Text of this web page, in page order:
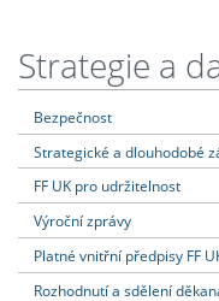
Strategie a
Bezpečnost
Strategické a dlouhodobé
FF UK pro udržitelnost
Výroční zprávy
Platné vnitřní předpisy FF
Rozhodnutí a sdělení